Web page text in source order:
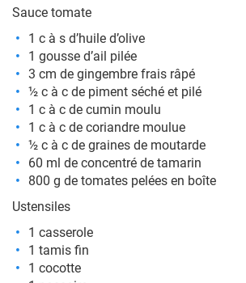
Sauce tomate
1 c à s d’huile d’olive
1 gousse d’ail pilée
3 cm de gingembre frais râpé
½ c à c de piment séché et pilé
1 c à c de cumin moulu
1 c à c de coriandre moulue
½ c à c de graines de moutarde
60 ml de concentré de tamarin
800 g de tomates pelées en boîte
Ustensiles
1 casserole
1 tamis fin
1 cocotte